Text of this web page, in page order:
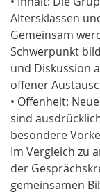
Altersklassen
Gemeinsam
Schwerpunkt
und Diskussion
offener
• Offenheit:
sind
besondere
Im Vergleich zu
der
gemeinsamen